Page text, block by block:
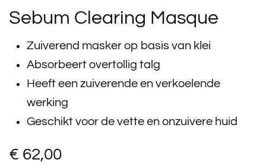
Sebum Clearing Masque
Zuiverend masker op basis van klei
Absorbeert overtollig talg
Heeft een zuiverende en verkoelende
werking
Geschikt voor de vette en onzuivere huid
€ 62,00